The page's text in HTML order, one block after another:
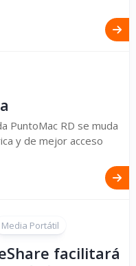
PuntoMac RD se muda
y de mejor acceso
Media Portátil
facilitará